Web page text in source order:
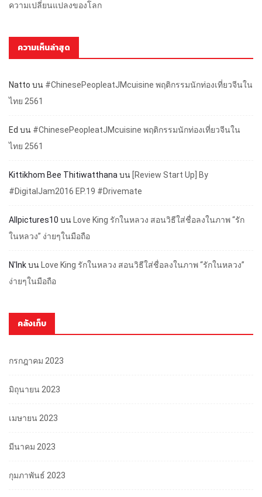
ความเปลี่ยนแปลงของโลก
ความเห็นล่าสุด
Natto บน #ChinesePeopleatJMcuisine พฤติกรรมนักท่องเที่ยวจีนใน
ไทย 2561
Ed บน #ChinesePeopleatJMcuisine พฤติกรรมนักท่องเที่ยวจีนใน
ไทย 2561
Kittikhom Bee Thitiwatthanaบน [Review Start Up] By
#DigitalJam2016 EP.19 #Drivemate
Allpictures10 บน Love King รักในหลวง สอนวิธีใส่ชื่อลงในภาพ “รัก
ในหลวง” ง่ายๆในมือถือ
N'Inkบน Love King รักในหลวง สอนวิธีใส่ชื่อลงในภาพ “รักในหลวง”
ง่ายๆในมือถือ
คลังเก็บ
กรกฎาคม 2023
มิถุนายน 2023
เมษายน 2023
มีนาคม 2023
กุมภาพันธ์ 2023